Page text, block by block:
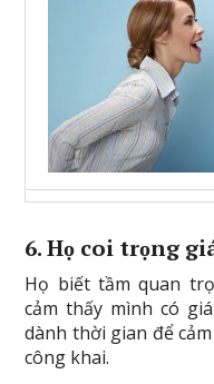
6. Họ coi trọng
Họ biết tầm quan
cảm thấy mình có
dành thời gian để
công khai.